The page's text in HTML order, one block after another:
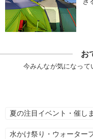
お
今みんなが気になって
夏の注目イベント・催し
水かけ祭り・ウォーター